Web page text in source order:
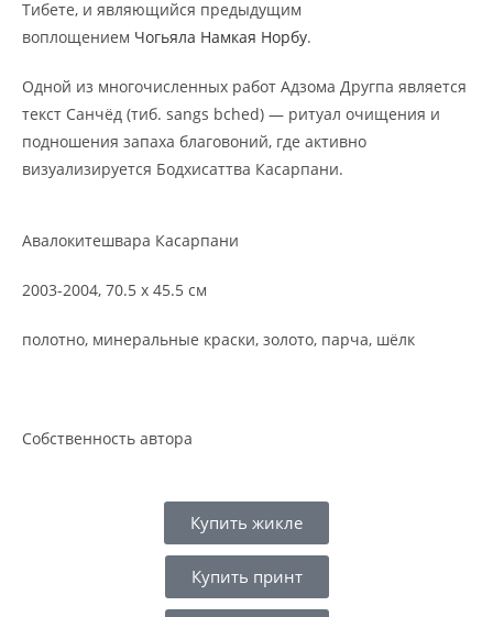
Тибете, и являющийся предыдущим
воплощением Чогьяла Намкая Норбу.
Одной из многочисленных работ Адзома Другпа является
текст Санчёд (тиб. sangs bched) — ритуал очищения и
подношения запаха благовоний, где активно
визуализируется Бодхисаттва Касарпани.
Авалокитешвара Касарпани
2003-2004, 70.5 x 45.5 см
полотно, минеральные краски, золото, парча, шёлк
Собственность автора
Купить жикле
Купить принт